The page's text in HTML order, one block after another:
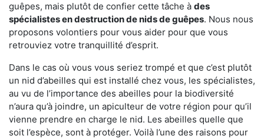
guêpes, mais plutôt de confier cette tâche à des
spécialistes en destruction de nids de guêpes. Nous nous
proposons volontiers pour vous aider pour que vous
retrouviez votre tranquillité d’esprit.
Dans le cas où vous vous seriez trompé et que c’est plutôt
un nid d’abeilles qui est installé chez vous, les spécialistes,
au vu de l’importance des abeilles pour la biodiversité
n’aura qu’à joindre, un apiculteur de votre région pour qu’il
vienne prendre en charge le nid. Les abeilles quelle que
soit l’espèce, sont à protéger. Voilà l’une des raisons pour